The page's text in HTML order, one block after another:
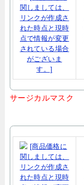
サージカルマスク